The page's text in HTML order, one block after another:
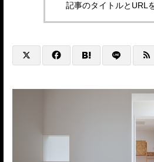
記事のタイトルとURL
@HP+SNS